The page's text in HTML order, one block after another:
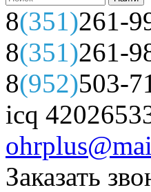
8(351)261-
8(351)261-
8(952)503-
icq
Заказать